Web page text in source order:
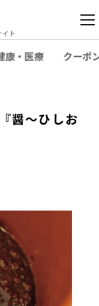
ト
康・医療 クーポ
醤～ひしお